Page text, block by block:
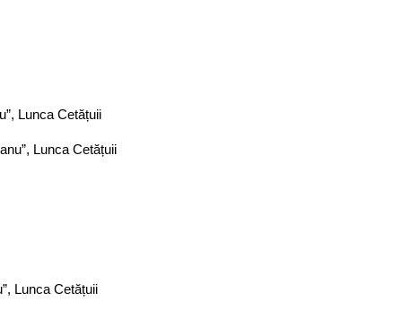
Lunca Cetățuii
Lunca Cetățuii
Lunca Cetățuii